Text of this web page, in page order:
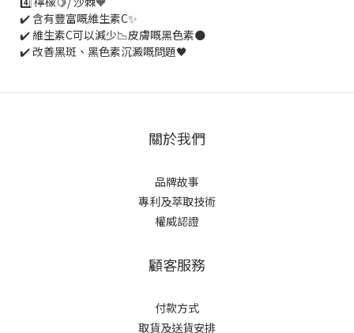
✔️ 含有豐富嘅維生素C✨
✔️ 維生素C可以減少📉皮膚嘅黑色素🌑
✔️ 改善黑斑、黑色素沉澱嘅問題🖤
關於我們
品牌故事
專利及萃取技術
權威認證
顧客服務
付款方式
取貨及送貨安排